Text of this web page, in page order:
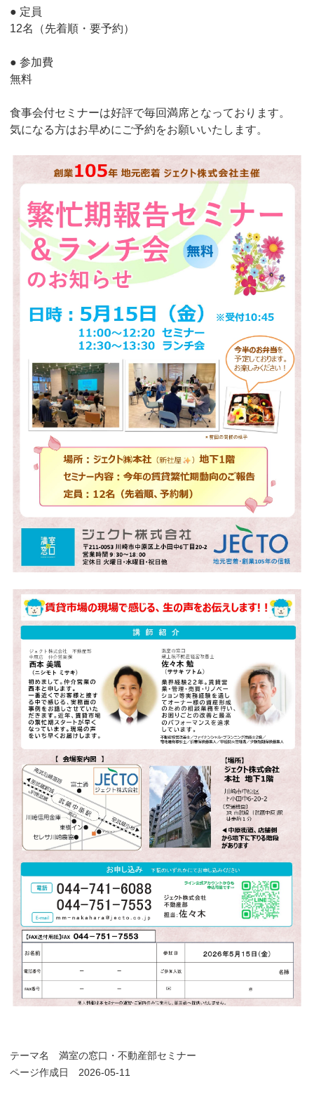
● 定員
12名（先着順・要予約）
● 参加費
無料
食事会付セミナーは好評で毎回満席となっております。
気になる方はお早めにご予約をお願いいたします。
テーマ名 満室の窓口・不動産部セミナー
ページ作成日 2026-05-11